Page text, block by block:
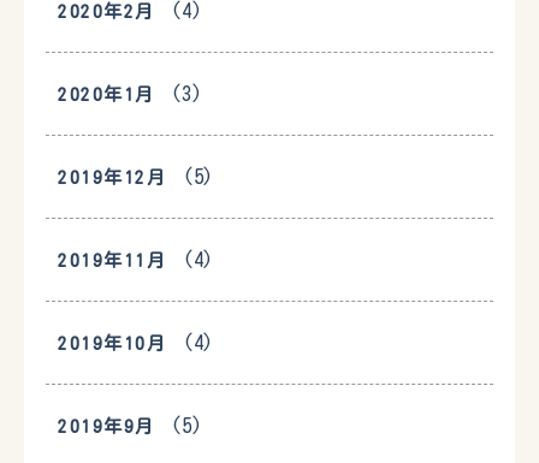
2020年2月 (4)
2020年1月 (3)
2019年12月 (5)
2019年11月 (4)
2019年10月 (4)
2019年9月 (5)